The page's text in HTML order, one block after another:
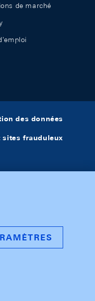
de marché
des données
sites frauduleux